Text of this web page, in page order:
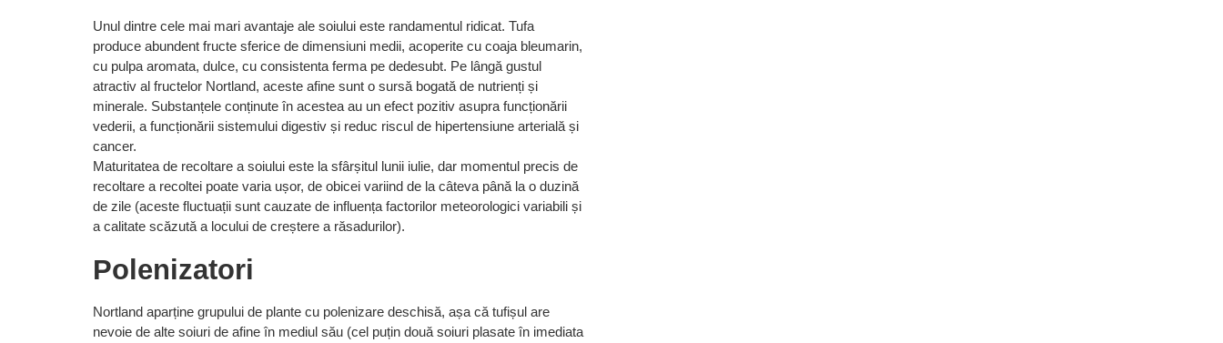
Unul dintre cele mai mari avantaje ale soiului este randamentul ridicat. Tufa
produce abundent fructe sferice de dimensiuni medii, acoperite cu coaja bleumarin,
cu pulpa aromata, dulce, cu consistenta ferma pe dedesubt. Pe lângă gustul
atractiv al fructelor Nortland, aceste afine sunt o sursă bogată de nutrienți și
minerale. Substanțele conținute în acestea au un efect pozitiv asupra funcționării
vederii, a funcționării sistemului digestiv și reduc riscul de hipertensiune arterială și
cancer.
Maturitatea de recoltare a soiului este la sfârșitul lunii iulie, dar momentul precis de
recoltare a recoltei poate varia ușor, de obicei variind de la câteva până la o duzină
de zile (aceste fluctuații sunt cauzate de influența factorilor meteorologici variabili și
a calitate scăzută a locului de creștere a răsadurilor).
Polenizatori
Nortland aparține grupului de plante cu polenizare deschisă, așa că tufișul are
nevoie de alte soiuri de afine în mediul său (cel puțin două soiuri plasate în imediata